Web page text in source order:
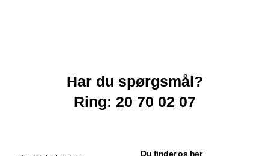
Har du spørgsmål?
Ring: 20 70 02 07
Du finder os her